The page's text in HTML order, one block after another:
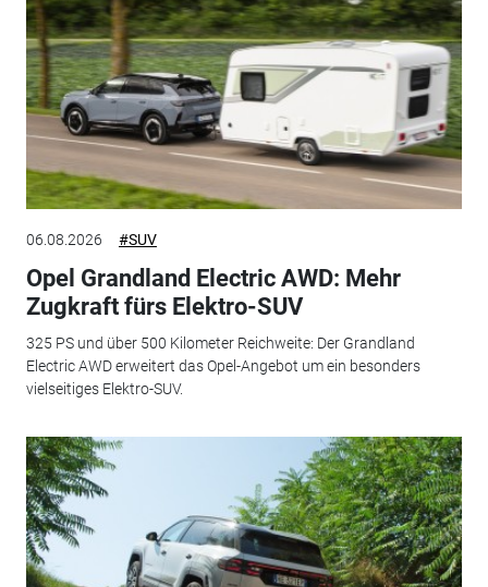
06.08.2026 #SUV
Opel Grandland Electric AWD: Mehr
Zugkraft fürs Elektro-SUV
325 PS und über 500 Kilometer Reichweite: Der Grandland
Electric AWD erweitert das Opel-Angebot um ein besonders
vielseitiges Elektro-SUV.